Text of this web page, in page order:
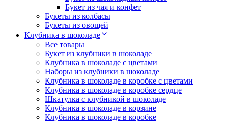
Букет из чая и конфет
Букеты из колбасы
Букеты из овощей
Клубника в шоколаде
Все товары
Букет из клубники в шоколаде
Клубника в шоколаде с цветами
Наборы из клубники в шоколаде
Клубника в шоколаде в коробке с цветами
Клубника в шоколаде в коробке сердце
Шкатулка с клубникой в шоколаде
Клубника в шоколаде в корзине
Клубника в шоколаде в коробке